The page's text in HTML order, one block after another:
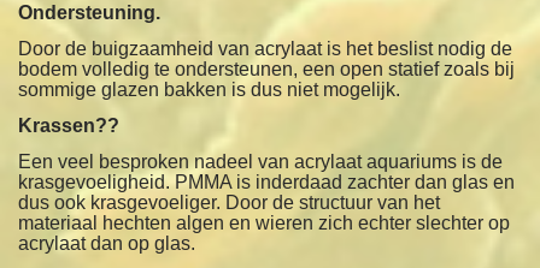
Ondersteuning.
Door de buigzaamheid van acrylaat is het beslist nodig de
bodem volledig te ondersteunen, een open statief zoals bij
sommige glazen bakken is dus niet mogelijk.
Krassen??
Een veel besproken nadeel van acrylaat aquariums is de
krasgevoeligheid. PMMA is inderdaad zachter dan glas en
dus ook krasgevoeliger. Door de structuur van het
materiaal hechten algen en wieren zich echter slechter op
acrylaat dan op glas.